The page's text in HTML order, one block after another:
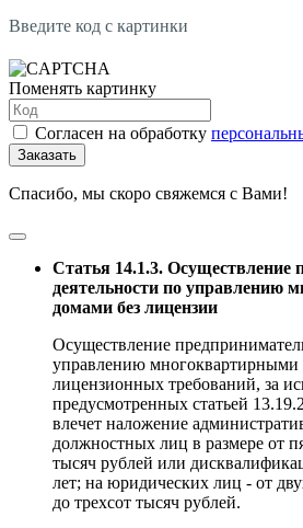
Введите код с картинки
Поменять картинку
Согласен на обработку
Заказать
Спасибо, мы скоро свяжемся с Вами!
Статья 14.1.3. Осуществление
деятельности по управлению
домами без лицензии
Осуществление
управлению
лицензионных требований, за
предусмотренных статьей
влечет наложение
должностных лиц в размере от
тысяч рублей или
лет; на юридических лиц - от
до трехсот тысяч рублей.